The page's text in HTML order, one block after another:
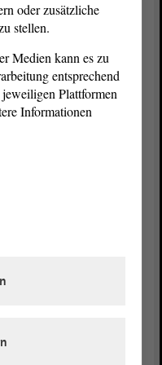
Nicht einmal die
wollte ich nur
Kollege Schmidt
Was die
und richtig, auch
sage ich
Denn bei
nehmen wir
verlagern. Das ist
oder zusätzliche
stellen.
Medien kann es zu
entsprechend
Plattformen
Informationen